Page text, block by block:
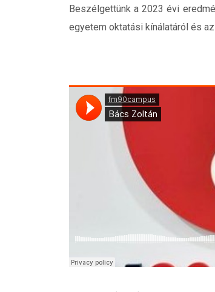
Beszélgettünk a 2023 évi
egyetem oktatási kínálatáról és